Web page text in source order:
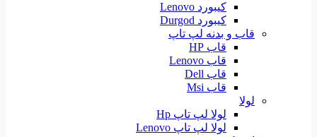
کیبورد Lenovo
کیبورد Durgod
قاب و بدنه لپ تاپ
قاب HP
قاب Lenovo
قاب Dell
قاب Msi
لولا
لولا لپ تاپ Hp
لولا لپ تاپ Lenovo